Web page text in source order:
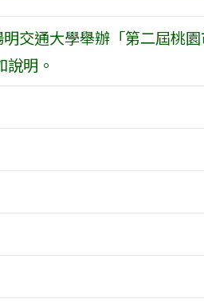
交通大學舉辦「第二屆桃
明。